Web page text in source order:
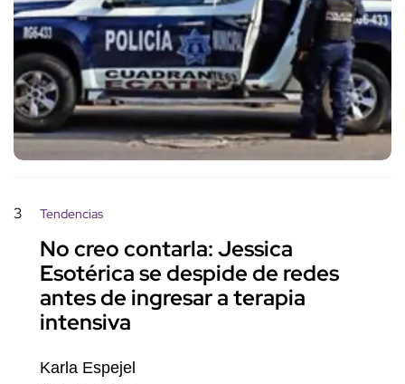
3 Tendencias
No creo contarla: Jessica
Esotérica se despide de redes
antes de ingresar a terapia
intensiva
Karla Espejel